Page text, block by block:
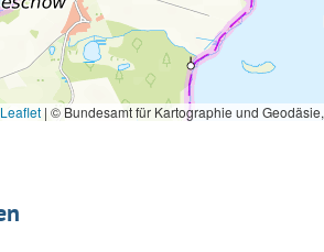
| © Bundesamt für Kartographie und Geodäsie,